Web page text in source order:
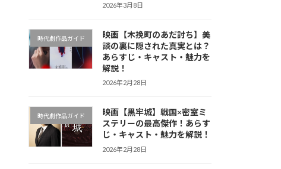
2026年3月8日
時代劇作品ガイド
映画【木挽町のあだ討ち】美
談の裏に隠された真実とは？
あらすじ・キャスト・魅力を
解説！
2026年2月28日
時代劇作品ガイド
映画【黒牢城】戦国×密室ミ
ステリーの最高傑作！あらす
じ・キャスト・魅力を解説！
2026年2月28日